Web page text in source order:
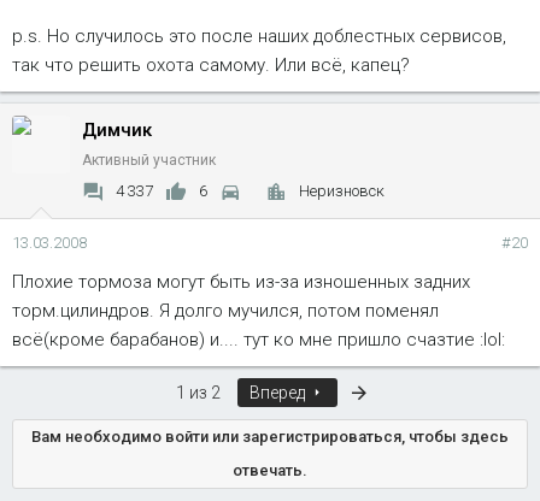
p.s. Но случилось это после наших доблестных сервисов,
так что решить охота самому. Или всё, капец?
Димчик
Активный участник
4 337 6 Неризновск
13.03.2008 #20
Плохие тормоза могут быть из-за изношенных задних
торм.цилиндров. Я долго мучился, потом поменял
всё(кроме барабанов) и.... тут ко мне пришло счазтие :lol:
1 из 2 Вперед
Вам необходимо войти или зарегистрироваться, чтобы здесь
отвечать.